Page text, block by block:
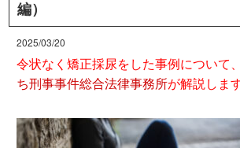
編）
2025/03/20
令状なく矯正採尿をした事例について
ち刑事事件総合法律事務所が解説します